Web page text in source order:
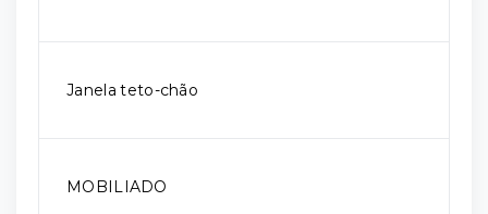
Janela teto-chão
MOBILIADO